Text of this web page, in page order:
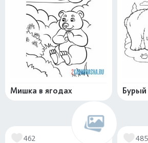
Мишка в ягодах
462 485